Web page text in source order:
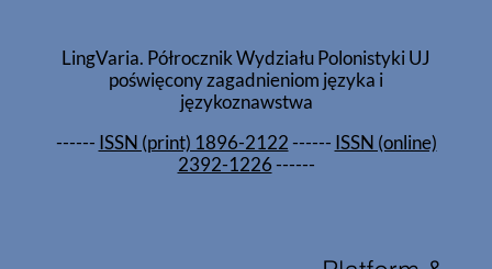
LingVaria. Półrocznik Wydziału Polonistyki UJ
poświęcony zagadnieniom języka i
językoznawstwa
------ ISSN (print) 1896-2122------ ISSN (online)
2392-1226------